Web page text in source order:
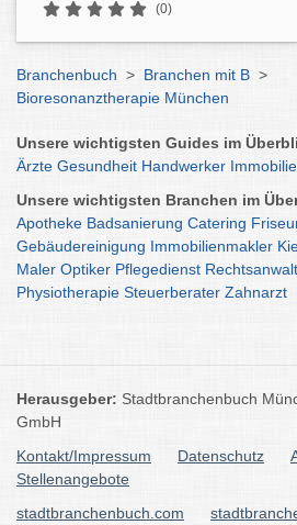
(0)
Branchenbuch > Branchen mit B >
Bioresonanztherapie München
Unsere wichtigsten Guides im
Ärzte Gesundheit Handwerker
Unsere wichtigsten Branchen im
Apotheke Badsanierung Catering
Gebäudereinigung Immobilienmakler
Maler Optiker Pflegedienst Rechtsanwalt
Physiotherapie Steuerberater Zahnarzt
Herausgeber: Stadtbranchenbuch
GmbH
Kontakt/Impressum
Datenschutz
Stellenangebote
stadtbranchenbuch.com